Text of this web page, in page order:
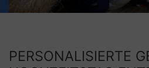
PERSONALISIERTE